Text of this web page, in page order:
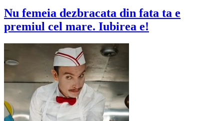
Nu femeia dezbracata din fata ta e
premiul cel mare. Iubirea e!